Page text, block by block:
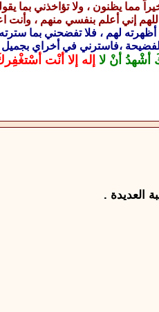
مما يظنون ، ولا تؤاخذني بما
إني أعلم بنفسي منهم ،
أظهرته لهم ، فلا تفضحني بما
،فاسترني في أخراي
أشْهدُ أنْ لا إله إلا أنْت
العديدة .